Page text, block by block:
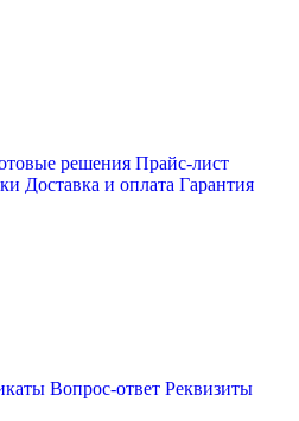
решения Прайс-лист
Доставка и оплата Гарантия
Вопрос-ответ Реквизиты